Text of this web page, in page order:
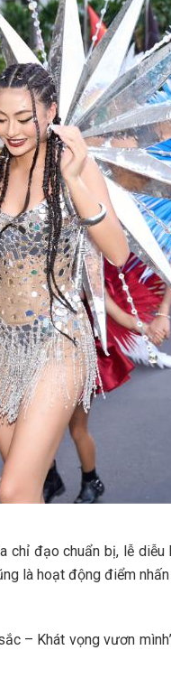
đạo chuẩn bị, lễ
là hoạt động điểm
– Khát vọng vươn